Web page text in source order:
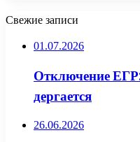
Свежие записи
01.07.2026
Отключение
дергается
26.06.2026